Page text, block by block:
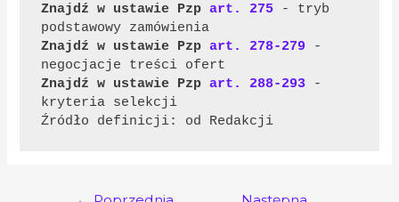
Znajdź w ustawie Pzp art. 275 - tryb
podstawowy zamówienia
Znajdź w ustawie Pzp art. 278-279 -
negocjacje treści ofert
Znajdź w ustawie Pzp art. 288-293 -
kryteria selekcji
Źródło definicji: od Redakcji